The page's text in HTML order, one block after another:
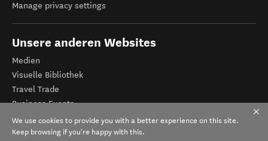
Manage privacy settings
Unsere anderen Websites
Medien
Visuelle Bibliothek
Travel Trade
Business Events
Tourismus Neuseeland
Veranstalter-Registrierung
We use cookies to provide you with a better experience on this site.
Keep browsing if you're happy with this.